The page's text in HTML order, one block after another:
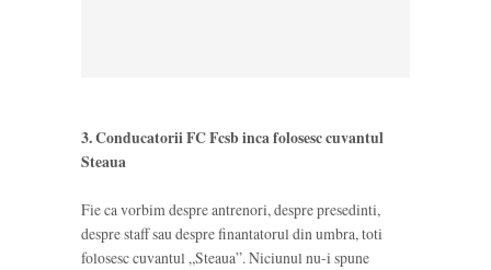
3. Conducatorii FC Fcsb inca folosesc cuvantul
Steaua
Fie ca vorbim despre antrenori, despre presedinti,
despre staff sau despre finantatorul din umbra, toti
folosesc cuvantul „Steaua”. Niciunul nu-i spune